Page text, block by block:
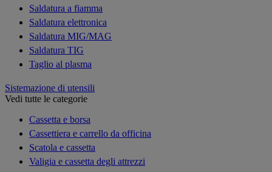
Saldatura a fiamma
Saldatura elettronica
Saldatura MIG/MAG
Saldatura TIG
Taglio al plasma
Sistemazione di utensili
Vedi tutte le categorie
Cassetta e borsa
Cassettiera e carrello da officina
Scatola e cassetta
Valigia e cassetta degli attrezzi